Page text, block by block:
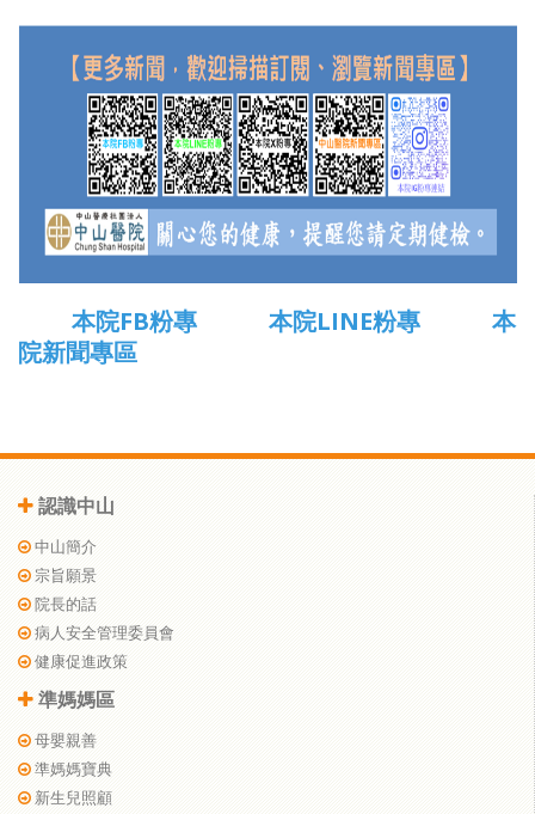
本院FB粉專 本院LINE粉專
本
院新聞專區
認識中山
中山簡介
宗旨願景
院長的話
病人安全管理委員會
健康促進政策
準媽媽區
母嬰親善
準媽媽寶典
新生兒照顧